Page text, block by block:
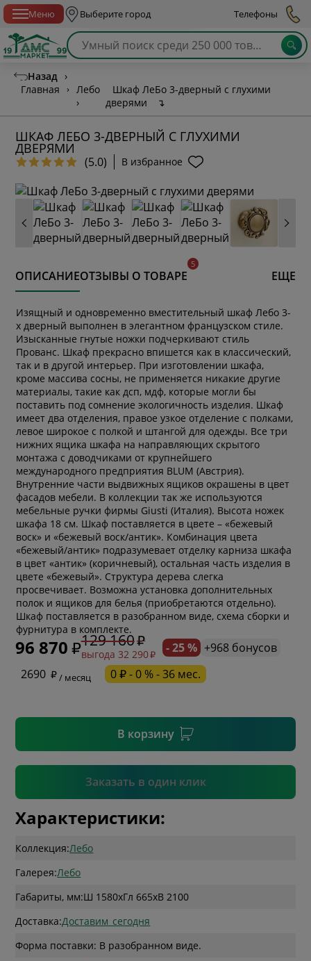
Меню Выберите город Телефоны
Назад ›
Главная
›
Лебо
›
Шкаф ЛеБо 3-дверный с глухими
дверями
↴
ШКАФ ЛЕБО 3-ДВЕРНЫЙ С ГЛУХИМИ
ДВЕРЯМИ
(5.0) В избранное
ОПИСАНИЕОТЗЫВЫ О ТОВАРЕ ЕЩЕ
Изящный и одновременно вместительный шкаф Лебо 3-
х дверный выполнен в элегантном французском стиле.
Изысканные гнутые ножки подчеркивают стиль
Прованс. Шкаф прекрасно впишется как в классический,
так и в другой интерьер. При изготовлении шкафа,
кроме массива сосны, не применяется никакие другие
материалы, такие как дсп, мдф, которые могли бы
поставить под сомнение экологичность изделия. Шкаф
имеет два отделения, правое узкое отделение с полками,
левое широкое с полкой и штангой для одежды. Все три
нижних ящика шкафа на направляющих скрытого
монтажа с доводчиками от крупнейшего
международного предприятия BLUM (Австрия).
Внутренние части выдвижных ящиков окрашены в цвет
фасадов мебели. В коллекции так же используются
мебельные ручки фирмы Giusti (Италия). Высота ножек
шкафа 18 см. Шкаф поставляется в цвете – «бежевый
воск» и «бежевый воск/антик». Комбинация цвета
«бежевый/антик» подразумевает отделку карниза шкафа
в цвет «антик» (коричневый), остальная часть изделия в
цвете «бежевый». Структура дерева слегка
просвечивает. Возможна установка дополнительных
полок и ящиков для белья (приобретаются отдельно).
Шкаф поставляется в разобранном виде, схема сборки и
фурнитура в комплекте.
96 870 129 160
выгода 32 290 - 25 % +968 бонусов
2690
/ месяц 0 ₽ - 0 % - 36 мес.
В корзину
Заказать в один клик
* обязательное поле
* необязательное поле
Подтвердить
Характеристики:
Коллекция:Лебо
Галерея:Лебо
Габариты, мм:Ш 1580xГл 665xВ 2100
Доставка:Доставим_сегодня
Форма поставки: В разобранном виде.